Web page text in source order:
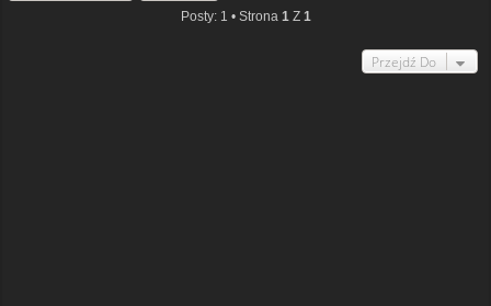
Posty: 1 • Strona 1Z 1
Przejdź Do